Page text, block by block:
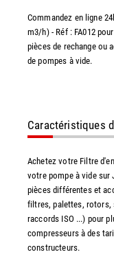
Commandez en ligne
m3/h) - Réf : FA012
pièces de rechange ou
de pompes à vide.
Caractéristiques
Achetez votre Filtre
votre pompe à vide sur
pièces différentes et
filtres, palettes, rotors,
raccords ISO ...) pour
compresseurs à des
constructeurs.